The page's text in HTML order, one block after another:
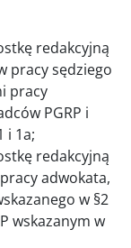
redakcyjną
pracy sędziego
pracy
PGRP i
i 1a;
redakcyjną
adwokata,
w §2
wskazanym w